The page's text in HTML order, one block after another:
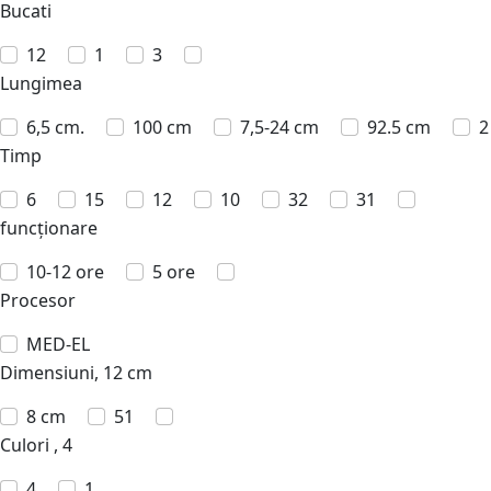
Bucati
12
1
3
Lungimea
6,5 cm.
100 cm 7,5-24 cm 92.5 cm
Timp
6
15 12 10 32
31
funcționare
10-12 ore
5 ore
Procesor
MED-EL
Dimensiuni, 12 cm
8 cm
51
Culori , 4